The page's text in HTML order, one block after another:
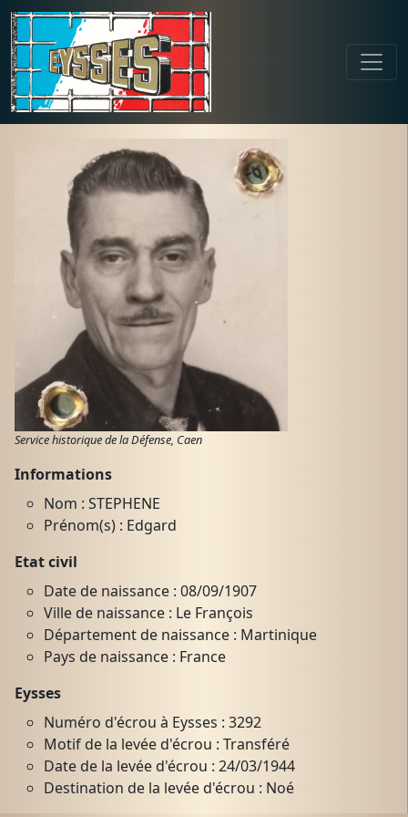
Service historique de la Défense, Caen
Informations
Nom : STEPHENE
Prénom(s) : Edgard
Etat civil
Date de naissance : 08/09/1907
Ville de naissance : Le François
Département de naissance : Martinique
Pays de naissance : France
Eysses
Numéro d'écrou à Eysses : 3292
Motif de la levée d'écrou : Transféré
Date de la levée d'écrou : 24/03/1944
Destination de la levée d'écrou : Noé